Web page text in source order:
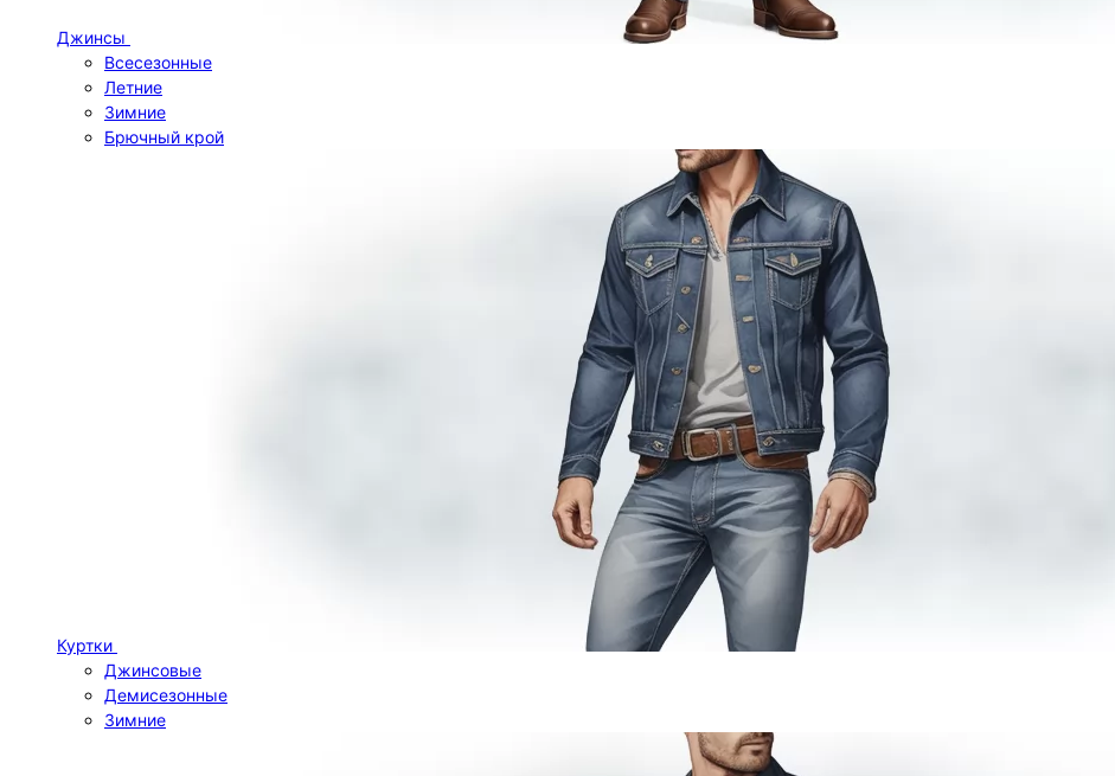
Джинсы
Всесезонные
Летние
Зимние
Брючный крой
Куртки
Джинсовые
Демисезонные
Зимние